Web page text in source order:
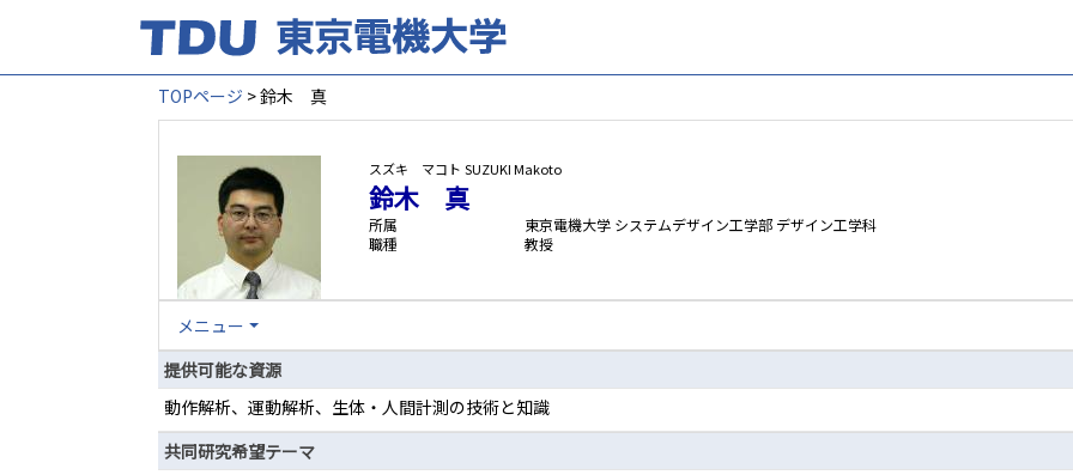
TOPページ > 鈴木 真
スズキ マコト SUZUKI Makoto
鈴木 真
所属
東京電機大学 システムデザイン工学部 デザイン工学科
職種
教授
メニュー
提供可能な資源
動作解析、運動解析、生体・人間計測の技術と知識
共同研究希望テーマ